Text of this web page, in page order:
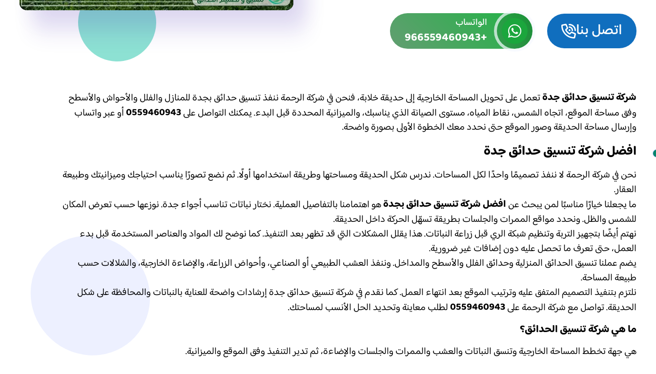
اتصل بنا الواتساب
+966559460943
شركة تنسيق حدائق جدةتعمل على تحويل المساحة الخارجية إلى حديقة خلابة، فنحن في شركة الرحمة ننفذ تنسيق حدائق بجدة للمنازل والفلل والأحواش والأسطح
وفق مساحة الموقع، اتجاه الشمس، نقاط المياه، مستوى الصيانة الذي يناسبك، والميزانية المحددة قبل البدء. يمكنك التواصل على0559460943أو عبر واتساب
وإرسال مساحة الحديقة وصور الموقع حتى نحدد معك الخطوة الأولى بصورة واضحة.
افضل شركة تنسيق حدائق جدة
نحن في شركة الرحمة لا ننفذ تصميمًا واحدًا لكل المساحات. ندرس شكل الحديقة ومساحتها وطريقة استخدامها أولًا. ثم نضع تصورًا يناسب احتياجك وميزانيتك وطبيعة
العقار.
ما يجعلنا خيارًا مناسبًا لمن يبحث عنافضل شركة تنسيق حدائق بجدةهو اهتمامنا بالتفاصيل العملية. نختار نباتات تناسب أجواء جدة. نوزعها حسب تعرض المكان
للشمس والظل. ونحدد مواقع الممرات والجلسات بطريقة تسهّل الحركة داخل الحديقة.
نهتم أيضًا بتجهيز التربة وتنظيم شبكة الري قبل زراعة النباتات. هذا يقلل المشكلات التي قد تظهر بعد التنفيذ. كما نوضح لك المواد والعناصر المستخدمة قبل بدء
العمل، حتى تعرف ما تحصل عليه دون إضافات غير ضرورية.
يضم عملنا تنسيق الحدائق المنزلية وحدائق الفلل والأسطح والمداخل. وننفذ العشب الطبيعي أو الصناعي، وأحواض الزراعة، والإضاءة الخارجية، والشلالات حسب
طبيعة المساحة.
نلتزم بتنفيذ التصميم المتفق عليه وترتيب الموقع بعد انتهاء العمل. كما نقدم في شركة تنسيق حدائق جدة إرشادات واضحة للعناية بالنباتات والمحافظة على شكل
الحديقة. تواصل مع شركة الرحمة على0559460943لطلب معاينة وتحديد الحل الأنسب لمساحتك.
ما هي شركة تنسيق الحدائق؟
هي جهة تخطط المساحة الخارجية وتنسق النباتات والعشب والممرات والجلسات والإضاءة، ثم تدير التنفيذ وفق الموقع والميزانية.